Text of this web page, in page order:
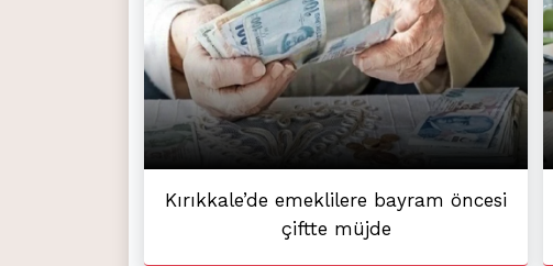
Kırıkkale’de emeklilere bayram öncesi
çiftte müjde